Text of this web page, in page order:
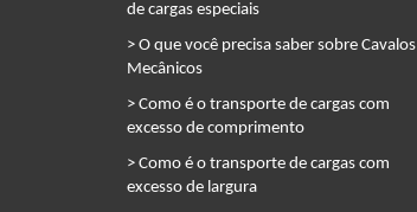
de cargas especiais
> O que você precisa saber sobre Cavalos
Mecânicos
> Como é o transporte de cargas com
excesso de comprimento
> Como é o transporte de cargas com
excesso de largura